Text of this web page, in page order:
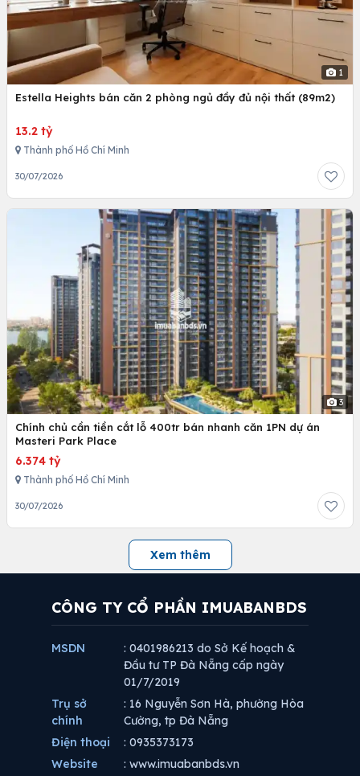
1
Estella Heights bán căn 2 phòng ngủ đầy đủ nội thất (89m2)
13.2 tỷ
Thành phố Hồ Chí Minh
30/07/2026
3
Chính chủ cần tiền cắt lỗ 400tr bán nhanh căn 1PN dự án
Masteri Park Place
6.374 tỷ
Thành phố Hồ Chí Minh
30/07/2026
Xem thêm
CÔNG TY CỔ PHẦN IMUABANBDS
MSDN
: 0401986213 do Sở Kế hoạch &
Đầu tư TP Đà Nẵng cấp ngày
01/7/2019
Trụ sở
chính
: 16 Nguyễn Sơn Hà, phường Hòa
Cường, tp Đà Nẵng
Điện thoại
: 0935373173
Website
: www.imuabanbds.vn